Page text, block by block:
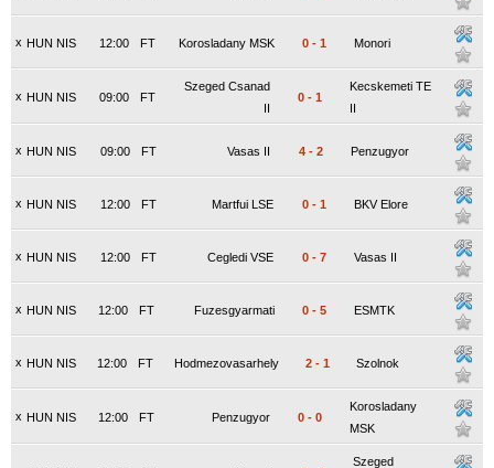
x HUN NIS FT
12:00 Korosladany MSK 0 - 1 Monori
x HUN NIS FT
09:00
Szeged Csanad
II
0 - 1
Kecskemeti TE
II
x HUN NIS FT
09:00 Vasas II 4 - 2 Penzugyor
x HUN NIS FT
12:00 Martfui LSE 0 - 1 BKV Elore
x HUN NIS FT
12:00 Cegledi VSE 0 - 7 Vasas II
x HUN NIS FT
12:00 Fuzesgyarmati 0 - 5 ESMTK
x HUN NIS FT
12:00 Hodmezovasarhely 2 - 1 Szolnok
x HUN NIS FT
12:00 Penzugyor 0 - 0
Korosladany
MSK
Szeged